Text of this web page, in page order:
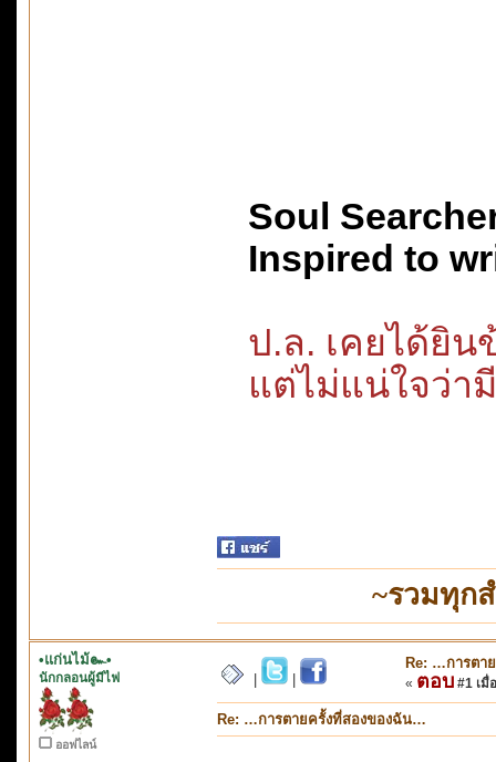
Soul
Inspired to
ป.ล. เคยได้ยิ
แต่ไม่แน่ใจว่า
~รวมทุก
•แก่นไม้๛•
นักกลอนผู้มีไฟ
ออฟไลน์
Re: …การตา
« ตอบ #1 เมื่
Re: …การตายครั้งที่สองของฉัน…